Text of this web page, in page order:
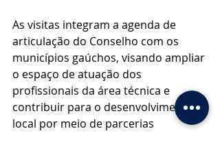
As visitas integram a agenda de
articulação do Conselho com os
municípios gaúchos, visando ampliar
o espaço de atuação dos
profissionais da área técnica e
contribuir para o desenvolvimento
local por meio de parcerias